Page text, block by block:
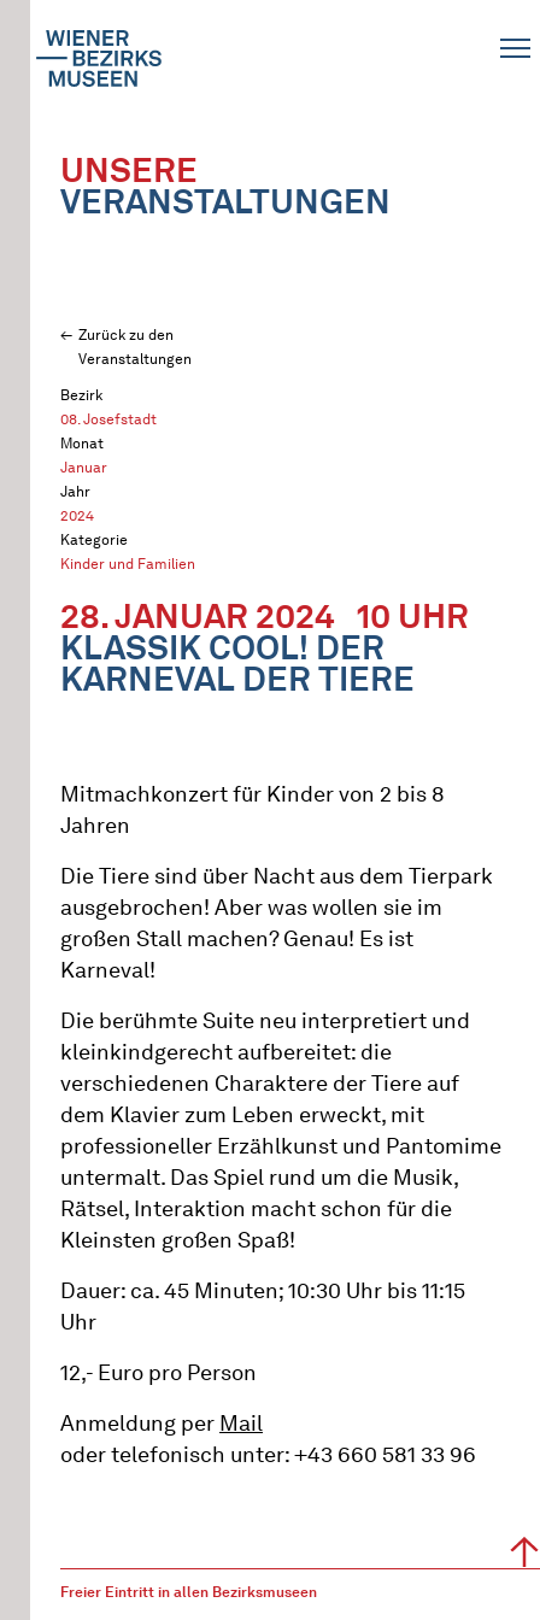
UNSERE
VERANSTALTUNGEN
Zurück zu den
Veranstaltungen
Bezirk
08. Josefstadt
Monat
Januar
Jahr
2024
Kategorie
Kinder und Familien
28. JANUAR 2024 10 UHR
KLASSIK COOL! DER
KARNEVAL DER TIERE
Mitmachkonzert für Kinder von 2 bis 8
Jahren
Die Tiere sind über Nacht aus dem Tierpark
ausgebrochen! Aber was wollen sie im
großen Stall machen? Genau! Es ist
Karneval!
Die berühmte Suite neu interpretiert und
kleinkindgerecht aufbereitet: die
verschiedenen Charaktere der Tiere auf
dem Klavier zum Leben erweckt, mit
professioneller Erzählkunst und Pantomime
untermalt. Das Spiel rund um die Musik,
Rätsel, Interaktion macht schon für die
Kleinsten großen Spaß!
Dauer: ca. 45 Minuten; 10:30 Uhr bis 11:15
Uhr
12,- Euro pro Person
Anmeldung per Mail
oder telefonisch unter: +43 660 581 33 96
Freier Eintritt in allen Bezirksmuseen